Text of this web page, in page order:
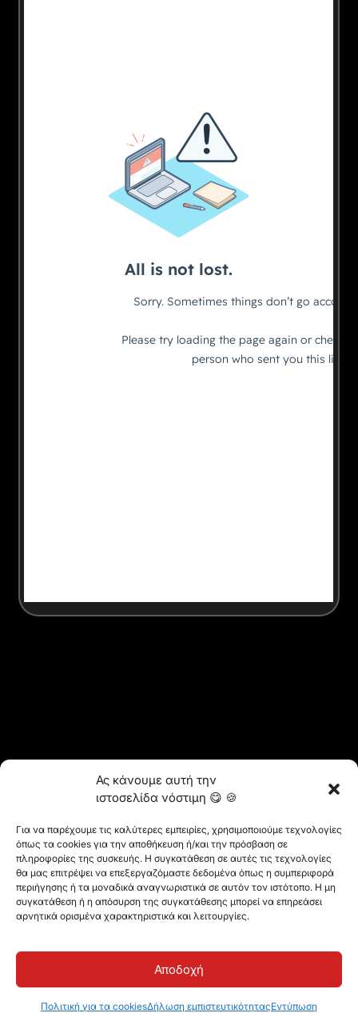
Ας κάνουμε αυτή την
ιστοσελίδα νόστιμη 😋 🍪
Για να παρέχουμε τις καλύτερες εμπειρίες, χρησιμοποιούμε τεχνολογίες
όπως τα cookies για την αποθήκευση ή/και την πρόσβαση σε
πληροφορίες της συσκευής. Η συγκατάθεση σε αυτές τις τεχνολογίες
θα μας επιτρέψει να επεξεργαζόμαστε δεδομένα όπως η συμπεριφορά
περιήγησης ή τα μοναδικά αναγνωριστικά σε αυτόν τον ιστότοπο. Η μη
συγκατάθεση ή η απόσυρση της συγκατάθεσης μπορεί να επηρεάσει
αρνητικά ορισμένα χαρακτηριστικά και λειτουργίες.
Αποδοχή
Πολιτική για τα cookiesΔήλωση εμπιστευτικότηταςΕντύπωση
@2023 Vertitech. Όλα τα δικαιώματα διατηρούνται.
Πολιτική απορρήτου